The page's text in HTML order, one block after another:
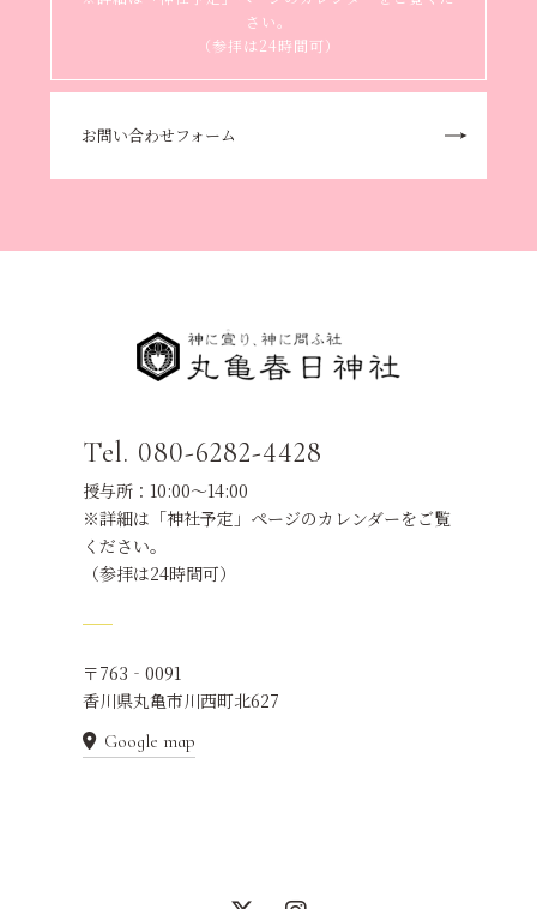
さい。
（参拝は24時間可）
お問い合わせフォーム
Tel. 080-6282-4428
授与所：10:00～14:00
※詳細は「神社予定」ページのカレンダーをご覧
ください。
（参拝は24時間可）
〒763‐0091
香川県丸亀市川西町北627
Google map